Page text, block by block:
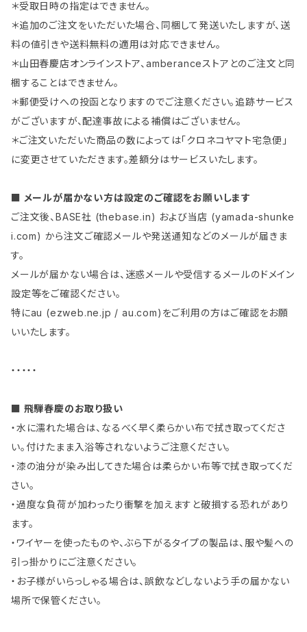
＊受取日時の指定はできません。
＊追加のご注文をいただいた場合、同梱して発送いたしますが、送
料の値引きや送料無料の適用は対応できません。
＊山田春慶店オンラインストア、amberanceストアとのご注文と同
梱することはできません。
＊郵便受けへの投函となりますのでご注意ください。追跡サービス
がございますが、配達事故による補償はございません。
＊ご注文いただいた商品の数によっては「クロネコヤマト宅急便」
に変更させていただきます。差額分はサービスいたします。
■ メールが届かない方は設定のご確認をお願いします
ご注文後、BASE社 (thebase.in) および当店 (yamada-shunke
i.com) から注文ご確認メールや発送通知などのメールが届きま
す。
メールが届かない場合は、迷惑メールや受信するメールのドメイン
設定等をご確認ください。
特にau (ezweb.ne.jp / au.com)をご利用の方はご確認をお願
いいたします。
・・・・・
■ 飛騨春慶のお取り扱い
・水に濡れた場合は、なるべく早く柔らかい布で拭き取ってくださ
い。付けたまま入浴等されないようご注意ください。
・漆の油分が染み出してきた場合は柔らかい布等で拭き取ってくだ
さい。
・過度な負荷が加わったり衝撃を加えますと破損する恐れがあり
ます。
・ワイヤーを使ったものや、ぶら下がるタイプの製品は、服や髪への
引っ掛かりにご注意ください。
・お子様がいらっしゃる場合は、誤飲などしないよう手の届かない
場所で保管ください。